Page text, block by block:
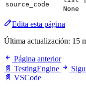
source_code
None
Edita esta página
Última actualización: 15
Página anterior
📄 TestingEngine
📄 VSCode